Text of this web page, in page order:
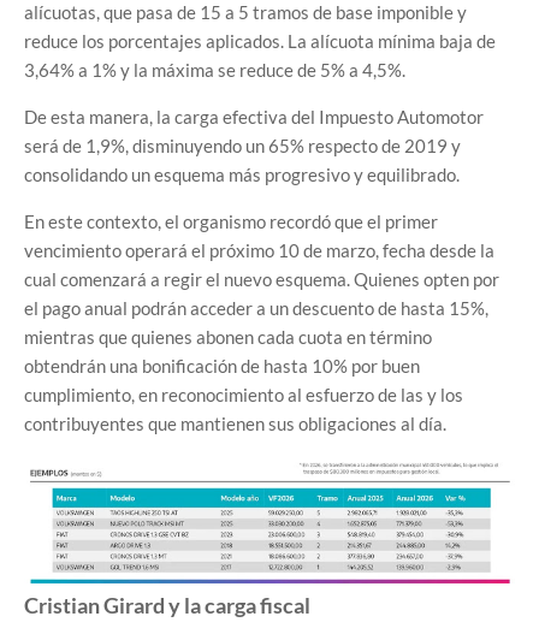
alícuotas, que pasa de 15 a 5 tramos de base imponible y
reduce los porcentajes aplicados. La alícuota mínima baja de
3,64% a 1% y la máxima se reduce de 5% a 4,5%.
De esta manera, la carga efectiva del Impuesto Automotor
será de 1,9%, disminuyendo un 65% respecto de 2019 y
consolidando un esquema más progresivo y equilibrado.
En este contexto, el organismo recordó que el primer
vencimiento operará el próximo 10 de marzo, fecha desde la
cual comenzará a regir el nuevo esquema. Quienes opten por
el pago anual podrán acceder a un descuento de hasta 15%,
mientras que quienes abonen cada cuota en término
obtendrán una bonificación de hasta 10% por buen
cumplimiento, en reconocimiento al esfuerzo de las y los
contribuyentes que mantienen sus obligaciones al día.
Cristian Girard y la carga fiscal